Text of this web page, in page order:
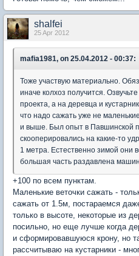
shalfei
25 Apr 2012
mafia1981, on 25.04.2012 - 00:37:
Тоже участвую материально.
иначе колхоз получится.
проекта, а на деревца и
что надо сажать уже не
и выше. Был опыт в Павшинской
скооперировались на какие-то
1 метра. Естественно зимой они
большая часть раздавлена
+100 по всем пунктам.
Маленькие веточки сажать -
сажать от 1.5м, постараемся
только в высоте, некоторые из
посильно, но еще лучше когда
и сформировавшуюся крону, но
рассчитываю на кустарники -